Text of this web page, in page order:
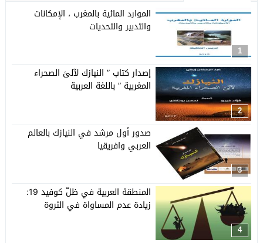
1
الموارد المائية بالمغرب ، الإمكانات
والتدبير والتحديات
2
إصدار كتاب ” النيازك لآلئ الصحراء
المغربية ” باللغة العربية
3
صدور أول مرشد في النيازك بالعالم
العربي وافريقيا
4
المنطقة العربية في ظلّ كوفيد 19:
زيادة عدم المساواة في الثروة